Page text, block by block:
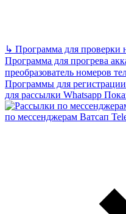
↳ Программа для проверки
Программа для прогрева
преобразователь номеров
Программы для
для рассылки Whatsapp
по мессенджерам Ватсап